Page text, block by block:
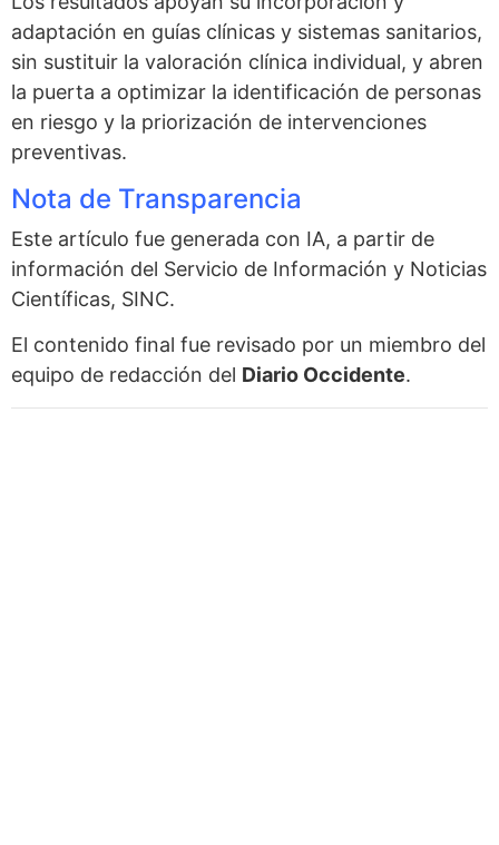
adaptación en guías clínicas y sistemas sanitarios,
sin sustituir la valoración clínica individual, y abren
la puerta a optimizar la identificación de personas
en riesgo y la priorización de intervenciones
preventivas.
Nota de Transparencia
Este artículo fue generada con IA, a partir de
información del Servicio de Información y Noticias
Científicas, SINC.
El contenido final fue revisado por un miembro del
equipo de redacción del Diario Occidente.